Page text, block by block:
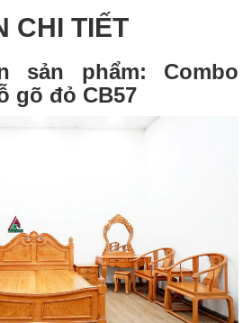
CHI TIẾT
sản phẩm: Combo
gõ đỏ CB57